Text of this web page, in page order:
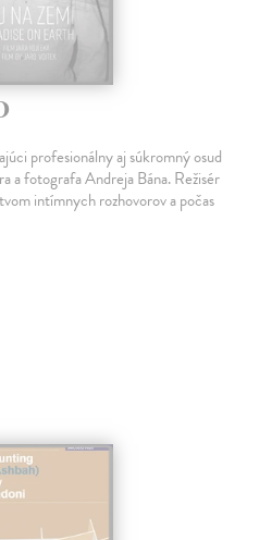
profesionálny aj súkromný osud
a fotografa Andreja Bána. Režisér
intímnych rozhovorov a počas